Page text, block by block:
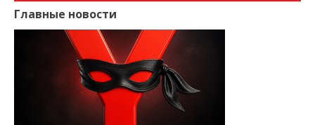
Главные новости